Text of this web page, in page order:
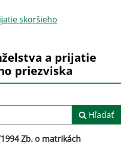
skoršieho
a prijatie
priezviska
Hľadať
Zb. o matrikách